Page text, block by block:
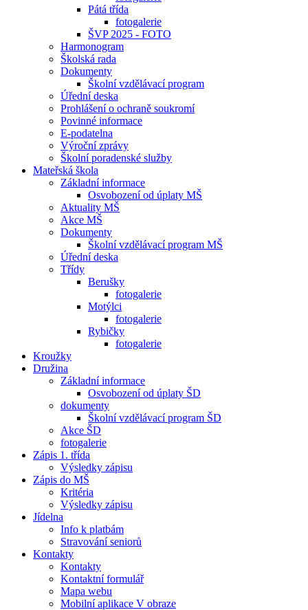
Pátá třída
fotogalerie
ŠVP 2025 - FOTO
Harmonogram
Školská rada
Dokumenty
Školní vzdělávací program
Úřední deska
Prohlášení o ochraně soukromí
Povinné informace
E-podatelna
Výroční zprávy
Školní poradenské služby
Mateřská škola
Základní informace
Osvobození od úplaty MŠ
Aktuality MŠ
Akce MŠ
Dokumenty
Školní vzdělávací program MŠ
Úřední deska
Třídy
Berušky
fotogalerie
Motýlci
fotogalerie
Rybičky
fotogalerie
Kroužky
Družina
Základní informace
Osvobození od úplaty ŠD
dokumenty
Školní vzdělávací program ŠD
Akce ŠD
fotogalerie
Zápis 1. třída
Výsledky zápisu
Zápis do MŠ
Kritéria
Výsledky zápisu
Jídelna
Info k platbám
Stravování seniorů
Kontakty
Kontakty
Kontaktní formulář
Mapa webu
Mobilní aplikace V obraze